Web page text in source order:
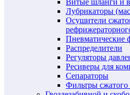
Витые шланги и
Лубрикаторы
Осушители
Пневматические
Распределители
Регуляторы
Ресиверы для
Сепараторы
Фильтры сжатого